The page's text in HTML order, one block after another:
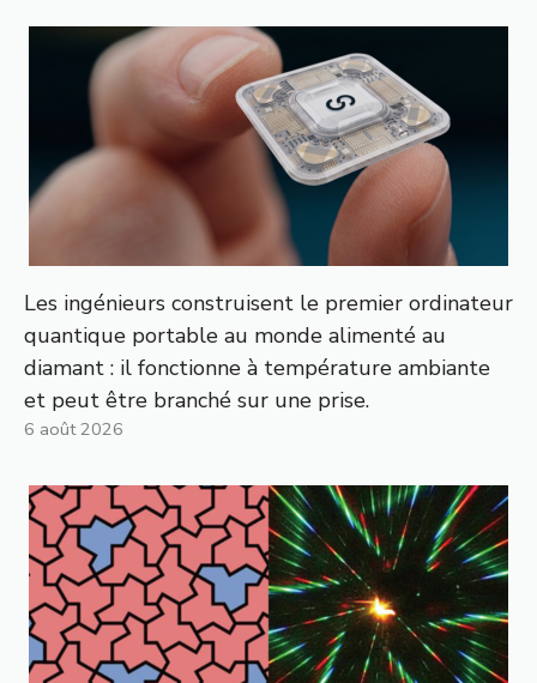
Les ingénieurs construisent le premier ordinateur
quantique portable au monde alimenté au
diamant : il fonctionne à température ambiante
et peut être branché sur une prise.
6 août 2026